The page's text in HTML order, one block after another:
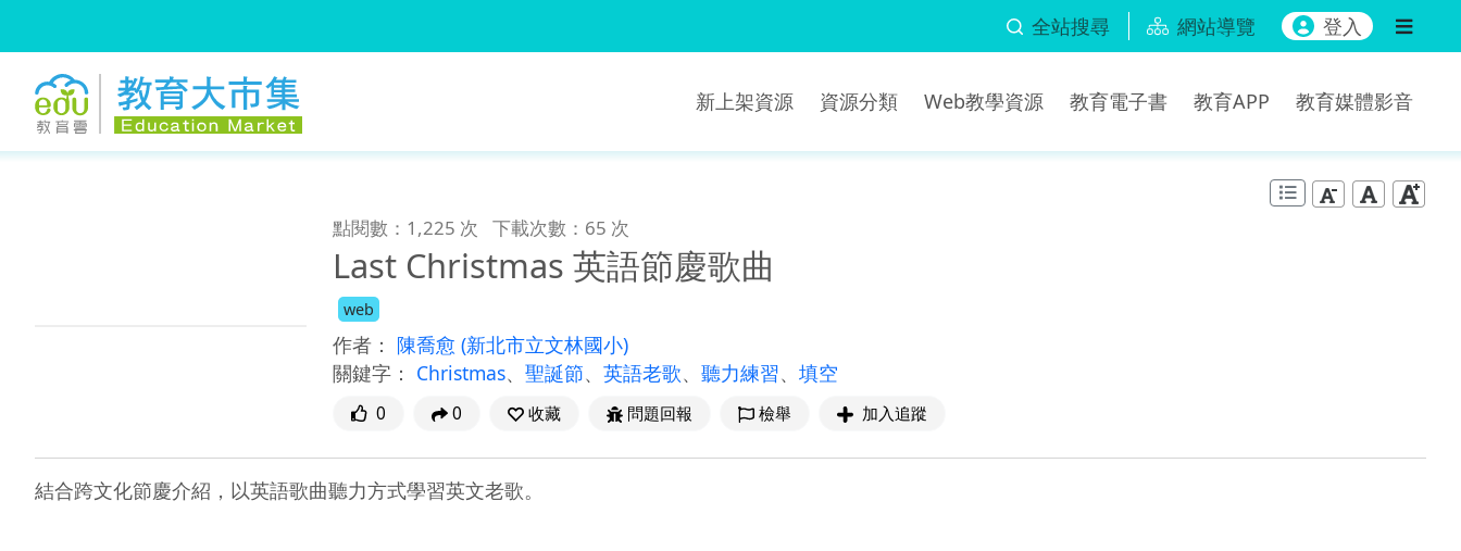
全站搜尋 網站導覽 登入
新上架資源 資源分類 Web教學資源 教育電子書 教育APP 教育媒體影音
點閱數：1,225 次 下載次數：65 次
Last Christmas 英語節慶歌曲
web
作者： 陳喬愈 (新北市立文林國小)
關鍵字： Christmas、 聖誕節、 英語老歌、 聽力練習、 填空
0 0 收藏 問題回報 檢舉 加入追蹤
結合跨文化節慶介紹，以英語歌曲聽力方式學習英文老歌。